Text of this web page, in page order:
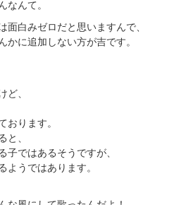
なんて。
面白みゼロだと思いますんで、
かに追加しない方が吉です。
ど、
おります。
と、
子ではあるそうですが、
ようではあります。